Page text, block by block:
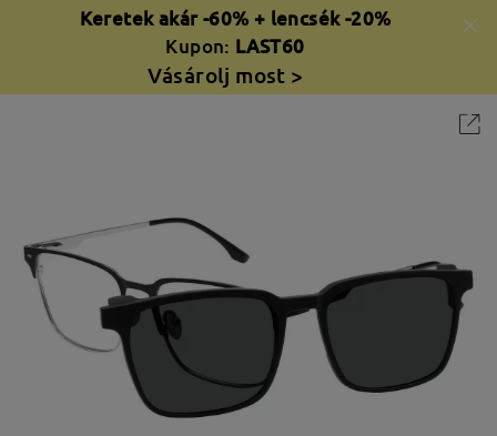
Keretek akár -60% + lencsék -20%
Kupon: LAST60
Vásárolj most >